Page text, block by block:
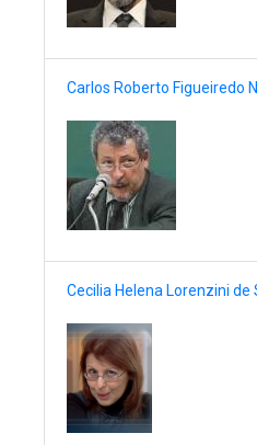
Carlos Roberto Figueiredo
Cecilia Helena Lorenzini de